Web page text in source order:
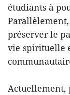
étudiants à
préserver le
vie spirituelle
Actuellement,